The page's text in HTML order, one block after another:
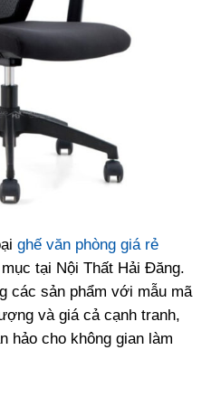
ghế văn phòng giá rẻ
tại Nội Thất Hải Đăng.
các sản phẩm với mẫu mã
và giá cả cạnh tranh,
hảo cho không gian làm